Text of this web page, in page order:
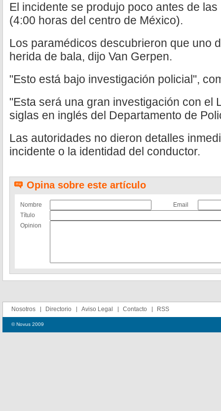
El incidente se produjo poco antes de
(4:00 horas del centro de México).
Los paramédicos descubrieron que uno
herida de bala, dijo Van Gerpen.
"Esto está bajo investigación policial",
"Esta será una gran investigación con el
siglas en inglés del Departamento de
Las autoridades no dieron detalles
incidente o la identidad del conductor.
Opina sobre este artículo
Nombre
Email
Título
Opinion
Nosotros Directorio Aviso Legal Contacto RSS
© Novus 2009